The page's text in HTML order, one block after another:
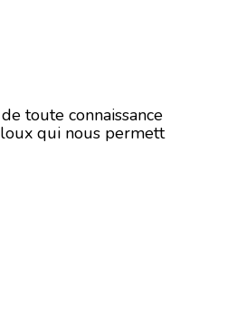
toute connaissance
qui nous permett